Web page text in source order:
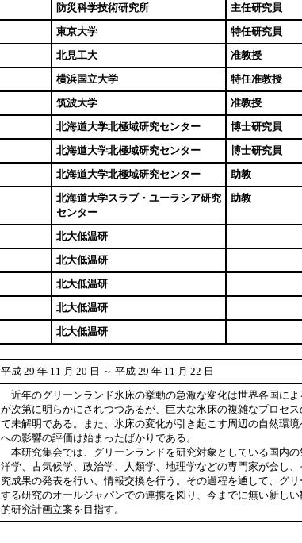
防災科学技術研究所
主任研究員
東京大学
特任研究員
北見工大
准教授
横浜国立大学
特任准教授
筑波大学
准教授
北海道大学北極域研究センター
博士研究員
北海道大学北極域研究センター
博士研究員
北海道大学北極域研究センター
助教
北海道大学スラブ・ユーラシア研究
センター
助教
北大低温研
北大低温研
北大低温研
北大低温研
北大低温研
平成 29 年 11 月 20 日 ～ 平成 29 年 11 月 22 日
近年のグリーンランド氷床の挙動の急激な変化は世界各国に
が次第に明らかにされつつあるが、巨大な氷床の複雑なプロセ
て未解明である。また、氷床の変化が引き起こす周辺の自然環
への影響の評価は始まったばかりである。
本研究集会では、グリーンランドを研究対象としている国内
洋学、古気候学、政治学、人類学、地理学などの専門家が会し
究成果の発表を行い、情報交換を行う。その過程を通して、グ
する研究のオールジャパンでの連携を図り、今までに無い新し
的研究計画立案を目指す。